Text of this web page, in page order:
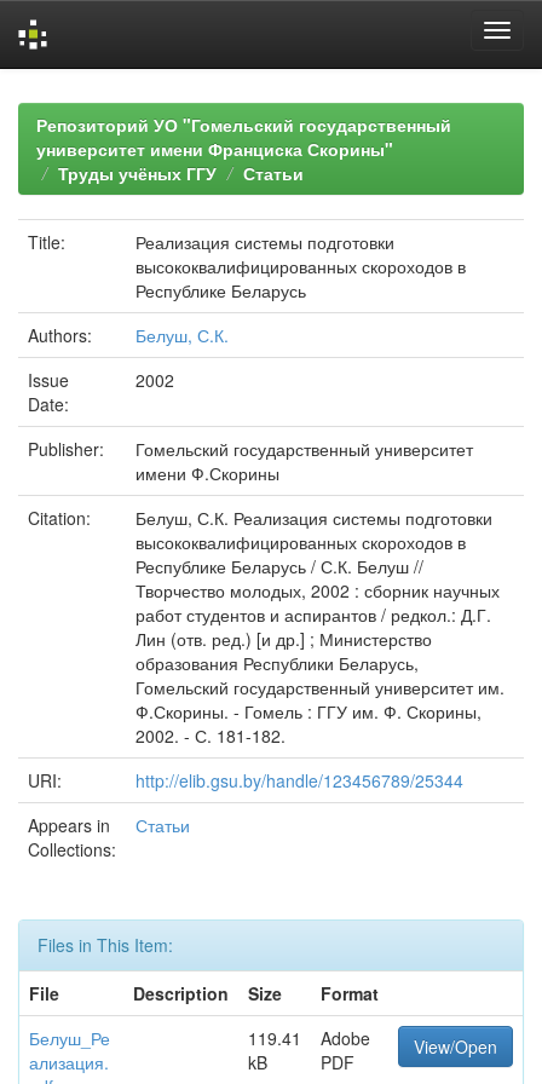
navigationРепозиторий УО "Гомельский государственный
университет имени Франциска Скорины"
Труды учёных ГГУ
Статьи
Title:
Реализация системы подготовки
высококвалифицированных скороходов в
Республике Беларусь
Authors:
Белуш, С.К.
Issue
Date:
2002
Publisher:
Гомельский государственный университет
имени Ф.Скорины
Citation:
Белуш, С.К. Реализация системы подготовки
высококвалифицированных скороходов в
Республике Беларусь / С.К. Белуш //
Творчество молодых, 2002 : сборник научных
работ студентов и аспирантов / редкол.: Д.Г.
Лин (отв. ред.) [и др.] ; Министерство
образования Республики Беларусь,
Гомельский государственный университет им.
Ф.Скорины. - Гомель : ГГУ им. Ф. Скорины,
2002. - С. 181-182.
URI:
http://elib.gsu.by/handle/123456789/25344
Appears in
Collections:
Статьи
Files in This Item:
File
Description Size
Format
Белуш_Ре
ализация.
119.41
kB
Adobe
PDF
View/Open